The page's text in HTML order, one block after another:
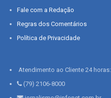
Fale com a Redação
Regras dos Comentários
Política de Privacidade
Atendimento ao Cliente 24 horas:
(79) 2106-8000